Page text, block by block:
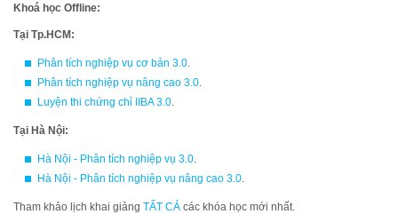
Khoá học Offline:
Tại Tp.HCM:
Phân tích nghiệp vụ cơ bản 3.0
Phân tích nghiệp vụ nâng cao 3.0
Luyện thi chứng chỉ IIBA 3.0
Tại Hà Nội:
Hà Nội - Phân tích nghiệp vụ 3.0
Hà Nội - Phân tích nghiệp vụ nâng cao 3.0
Tham khảo lịch khai giảng TẤT CẢ các khóa học mới nhất.